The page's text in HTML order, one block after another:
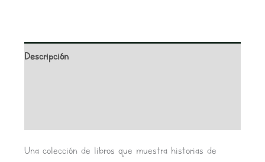
Descripción
Una colección de libros que muestra historias de